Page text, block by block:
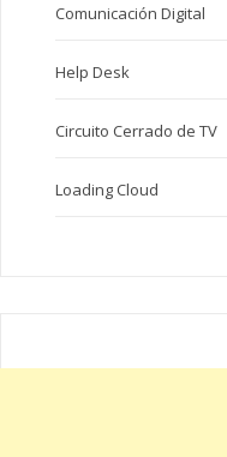
Comunicación Digital
Help Desk
Circuito Cerrado de TV
Loading Cloud